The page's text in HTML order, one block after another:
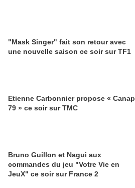
"Mask Singer" fait son retour avec
une nouvelle saison ce soir sur TF1
Etienne Carbonnier propose « Canap
79 » ce soir sur TMC
Bruno Guillon et Nagui aux
commandes du jeu "Votre Vie en
JeuX" ce soir sur France 2